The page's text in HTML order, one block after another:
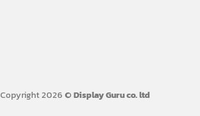
Copyright 2026 ©Display Guru co. ltd